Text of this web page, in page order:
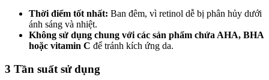
Thời điểm tốt nhất: Ban đêm, vì retinol dễ bị phân hủy dưới
ánh sáng và nhiệt.
Không sử dụng chung với các sản phẩm chứa AHA, BHA
hoặc vitamin C để tránh kích ứng da.
3 Tần suất sử dụng